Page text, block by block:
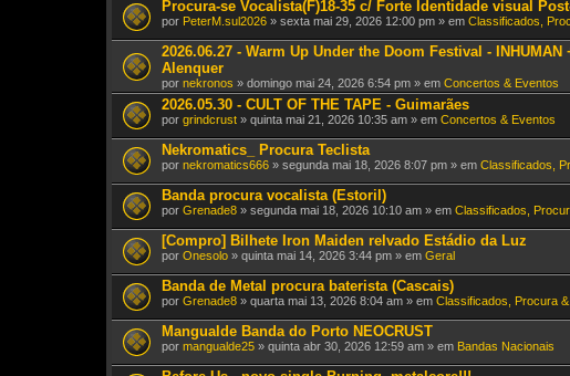
Procura-se Vocalista(F)18-35 c/ Forte Identidade visual
por PeterM.sul2026 » sexta mai 29, 2026 12:00 pm » em Classificados,
2026.06.27 - Warm Up Under the Doom Festival -
Alenquer
por nekronos » domingo mai 24, 2026 6:54 pm » em Concertos & Eventos
2026.05.30 - CULT OF THE TAPE - Guimarães
por grindcrust » quinta mai 21, 2026 10:35 am » em Concertos & Eventos
Nekromatics_ Procura Teclista
por nekromatics666 » segunda mai 18, 2026 8:07 pm » em Classificados,
Banda procura vocalista (Estoril)
por Grenade8 » segunda mai 18, 2026 10:10 am » em Classificados,
[Compro] Bilhete Iron Maiden relvado Estádio da Luz
por Onesolo » quinta mai 14, 2026 3:44 pm » em Geral
Banda de Metal procura baterista (Cascais)
por Grenade8 » quarta mai 13, 2026 8:04 am » em Classificados, Procura
Mangualde Banda do Porto NEOCRUST
por mangualde25 » quinta abr 30, 2026 12:59 am » em Bandas Nacionais